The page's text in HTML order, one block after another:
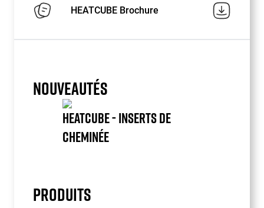
HEATCUBE Brochure
NOUVEAUTÉS
HEATCUBE - INSERTS DE
CHEMINÉE
1
PRODUITS